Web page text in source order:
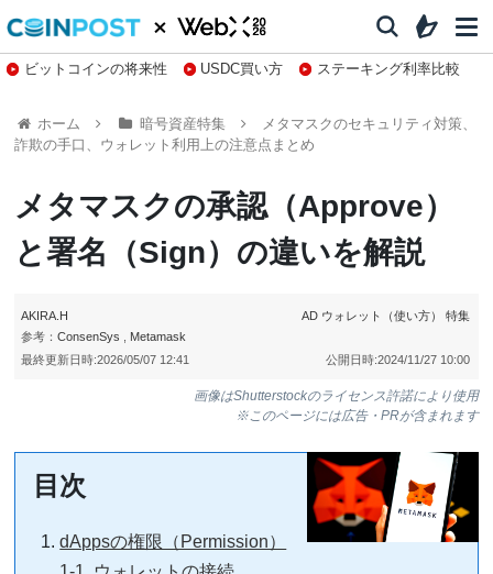
ビットコインの将来性 USDC買い方
ステーキング利率比較
ホーム
暗号資産特集
メタマスクのセキュリティ対策、
詐欺の手口、ウォレット利用上の注意点まとめ
メタマスクの承認（Approve）
と署名（Sign）の違いを解説
AKIRA.H
参考： ConsenSys Metamask
AD ウォレット（使い方） 特集
公開日時:2024/11/27 10:00
最終更新日時:2026/05/07 12:41
画像はShutterstockのライセンス許諾により使用
※このページには広告・PRが含まれます
目次
dAppsの権限（Permission）